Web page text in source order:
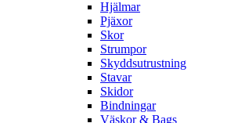
Hjälmar
Pjäxor
Skor
Strumpor
Skyddsutrustning
Stavar
Skidor
Bindningar
Väskor & Bags